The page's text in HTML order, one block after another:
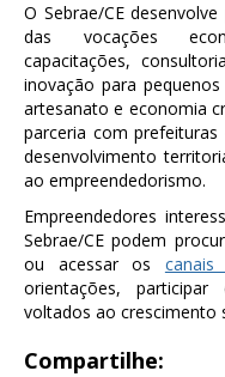
O Sebrae/CE
das vocações
capacitações,
inovação para
artesanato e economia
parceria com
desenvolvimento
ao empreendedorismo.
Empreendedores
Sebrae/CE podem
ou acessar os canais
orientações,
voltados ao crescimento
Compartilhe: